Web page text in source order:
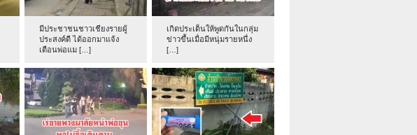
มีประชาชนชาวเชียงรายผู้
ประสงค์ดี ได้ออกมาแจ้ง
เตือนพ่อแม […]
เกิดประเด็นให้พูดกันในกลุ่ม
ข่าวขึ้นเมื่อมีหนุ่มรายหนึ่ง
[…]